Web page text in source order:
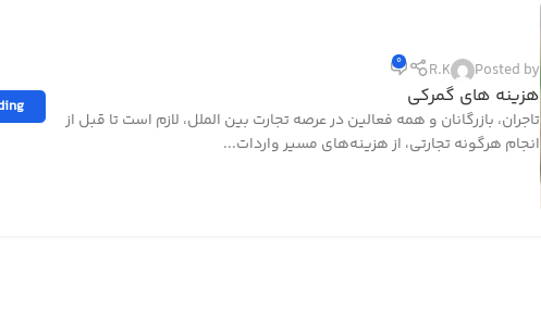
Posted by
R.K
0
هزینه های گمرکی
تاجران، بازرگانان و همه فعالین در عرصه تجارت بین الملل، لازم است تا قبل از
انجام هرگونه تجارتی، از هزینه‌های مسیر واردات...